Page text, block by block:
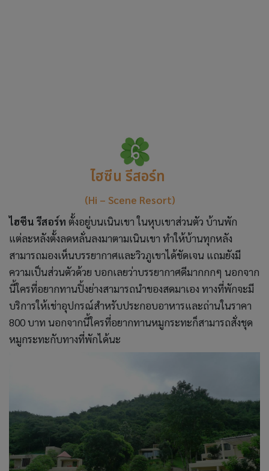
ไฮซีน รีสอร์ท
(Hi – Scene Resort)
ไฮซีน รีสอร์ท ตั้งอยู่บนเนินเขา ในหุบเขาส่วนตัว บ้านพัก
แต่ละหลังตั้งลดหลั่นลงมาตามเนินเขา ทำให้บ้านทุกหลัง
สามารถมองเห็นบรรยากาศและวิวภูเขาได้ชัดเจน แถมยังมี
ความเป็นส่วนตัวด้วย บอกเลยว่าบรรยากาศดีมากกกๆ นอกจาก
นี้ใครที่อยากทานปิ้งย่างสามารถนำของสดมาเอง ทางที่พักจะมี
บริการให้เช่าอุปกรณ์สำหรับประกอบอาหารและถ่านในราคา
800 บาท นอกจากนี้ใครที่อยากทานหมูกระทะก็สามารถสั่งชุด
หมูกระทะกับทางที่พักได้นะ